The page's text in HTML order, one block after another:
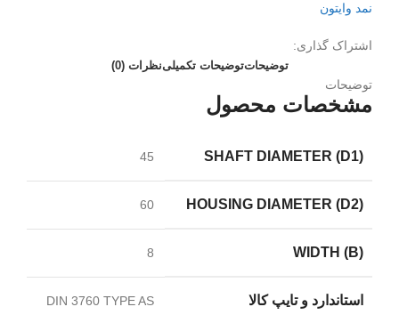
نمد وایتون
اشتراک گذاری:
توضیحاتتوضیحات تکمیلینظرات (0)
توضیحات
مشخصات محصول
SHAFT DIAMETER (D1)
45
HOUSING DIAMETER (D2)
60
WIDTH (B)
8
استاندارد و تایپ کالا DIN 3760 TYPE AS